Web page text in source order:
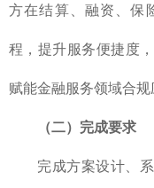
方在结算、融资、保
程，提升服务便捷度
赋能金融服务领域合规
（二）完成要求
完成方案设计、